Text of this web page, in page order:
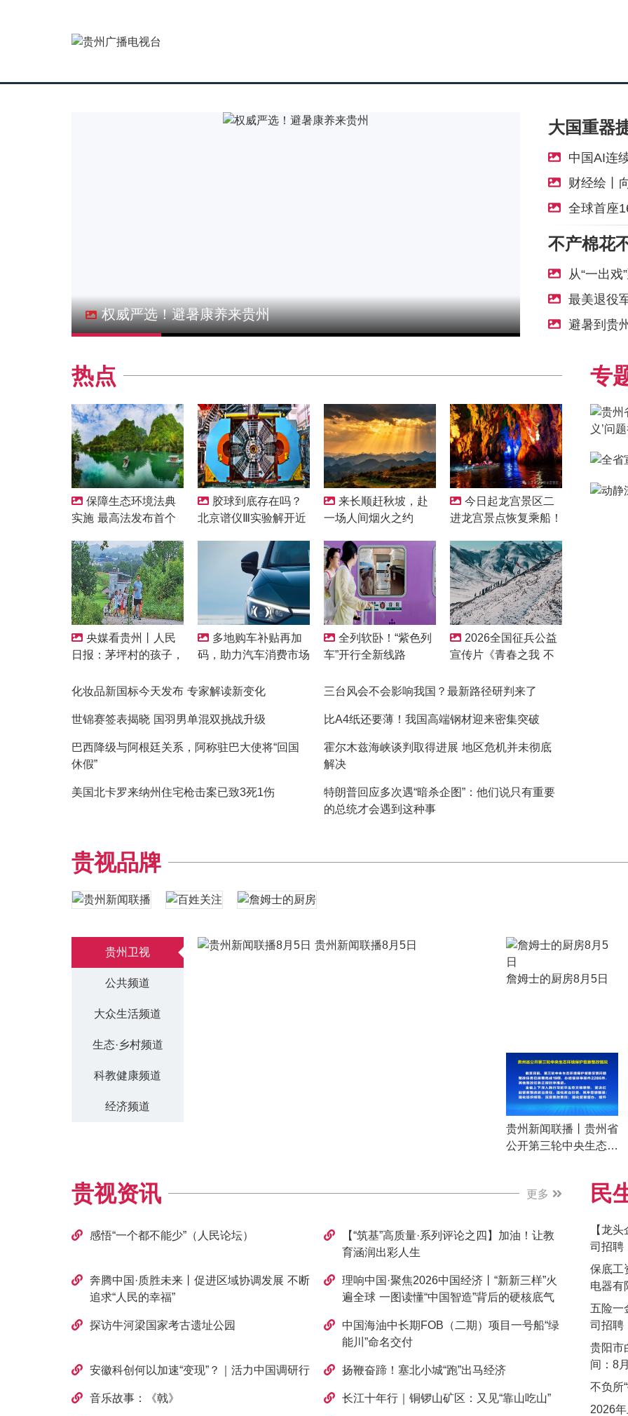
权威严选！避暑康养来贵州
中国AI连
财经绘丨
全球首座
从“一出戏
最美退役军
避暑到贵
热点
保障生态环境法典
实施 最高法发布首个
胶球到底存在吗？
北京谱仪Ⅲ实验解开近
来长顺赶秋坡，赴
一场人间烟火之约
今日起龙宫景区二
进龙宫景点恢复乘船！
央媒看贵州丨人民
日报：茅坪村的孩子，
多地购车补贴再加
码，助力汽车消费市场
全列软卧！“紫色列
车”开行全新线路
2026全国征兵公益
宣传片《青春之我 不
化妆品新国标今天发布 专家解读新变化
三台风会不会影响我国？最新路径研判来了
世锦赛签表揭晓 国羽男单混双挑战升级 比A4纸还要薄！我国高端钢材迎来密集突破
巴西降级与阿根廷关系，阿称驻巴大使将“回国
休假”
霍尔木兹海峡谈判取得进展 地区危机并未彻底
解决
美国北卡罗来纳州住宅枪击案已致3死1伤
特朗普回应多次遇“暗杀企图”：他们说只有重要
的总统才会遇到这种事
专
贵视品牌
贵州卫视
公共频道
大众生活频道
生态·乡村频道
科教健康频道
经济频道
贵州新闻联播8月5日
詹姆士的厨房8月5日
贵州新闻联播丨贵州省
公开第三轮中央生态环
贵视资讯 更多
感悟“一个都不能少”（人民论坛）
【“筑基”高质量·系列评论之四】加油！让教
育涵润出彩人生
奔腾中国·质胜未来丨促进区域协调发展 不断
追求“人民的幸福”
理响中国·聚焦2026中国经济丨“新新三样”火
遍全球 一图读懂“中国智造”背后的硬核底气
探访牛河梁国家考古遗址公园
中国海油中长期FOB（二期）项目一号船“绿
能川”命名交付
安徽科创何以加速“变现”？｜活力中国调研行 扬鞭奋蹄！塞北小城“跑”出马经济
音乐故事：《戟》 长江十年行｜铜锣山矿区：又见“靠山吃山”
民
【龙
司招聘
保底工
电器有
五险一
司招聘
贵阳市
间：8
不负所
2026